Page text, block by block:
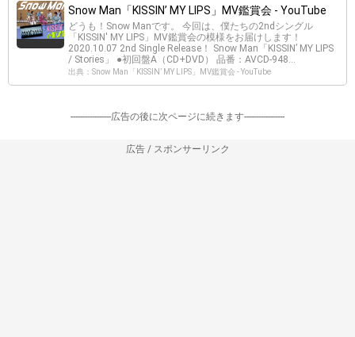
Snow Man「KISSIN’ MY LIPS」MV鑑賞会 - YouTube
どうも！Snow Manです。 今回は、僕たちの2ndシングル
「KISSIN' MY LIPS」MV鑑賞会の模様をお届けします！
2020.10.07 2nd Single Release！ Snow Man「KISSIN’ MY LIPS
/ Stories」 ●初回盤A（CD+DVD） 品番：AVCD-948...
出典：Snow Man「KISSIN’ MY LIPS」MV鑑賞会 - YouTube
-----------------広告の後に次ページに続きます-----------------
広告 / スポンサーリンク